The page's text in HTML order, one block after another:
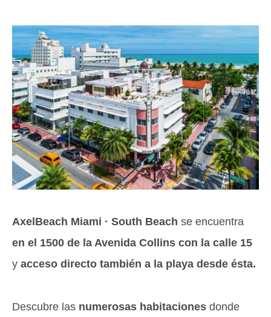
AxelBeach Miami · South Beach se encuentra
en el 1500 de la Avenida Collins con la calle 15
y acceso directo también a la playa desde ésta.
Descubre las numerosas habitaciones donde